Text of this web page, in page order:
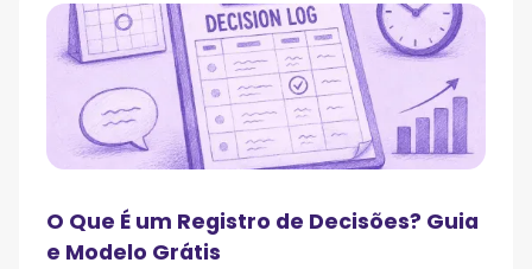
O Que É um Registro de Decisões? Guia
e Modelo Grátis